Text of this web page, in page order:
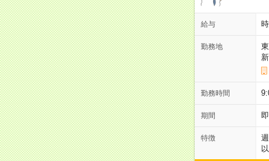
給与
勤務地
勤務時間
期間
特徴